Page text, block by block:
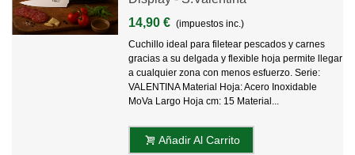
14,90 € (impuestos inc.)
Cuchillo ideal para filetear pescados y carnes
gracias a su delgada y flexible hoja permite llegar
a cualquier zona con menos esfuerzo. Serie:
VALENTINA Material Hoja: Acero Inoxidable
MoVa Largo Hoja cm: 15 Material...
Añadir Al Carrito